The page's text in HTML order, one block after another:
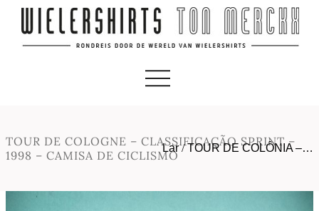
TOUR DE COLOGNE – CLASSIFICAÇÃO SPRINT –
1998 – CAMISA DE CICLISMO
Lar/TOUR DE COLÔNIA –…